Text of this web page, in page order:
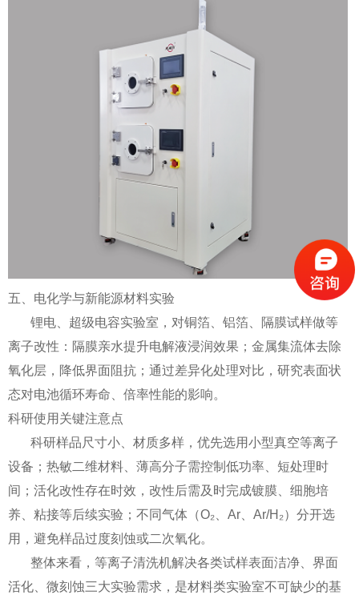
五、电化学与新能源材料实验
锂电、超级电容实验室，对铜箔、铝箔、隔膜试样做等
离子改性：隔膜亲水提升电解液浸润效果；金属集流体去除
氧化层，降低界面阻抗；通过差异化处理对比，研究表面状
态对电池循环寿命、倍率性能的影响。
科研使用关键注意点
科研样品尺寸小、材质多样，优先选用小型真空等离子
设备；热敏二维材料、薄高分子需控制低功率、短处理时
间；活化改性存在时效，改性后需及时完成镀膜、细胞培
养、粘接等后续实验；不同气体（O₂、Ar、Ar/H₂）分开选
用，避免样品过度刻蚀或二次氧化。
整体来看，等离子清洗机解决各类试样表面洁净、界面
活化、微刻蚀三大实验需求，是材料类实验室不可缺少的基